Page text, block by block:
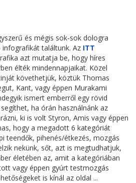
és mégis sok-sok dologra
infografikát találtunk. Az ITT
azt mutatja be, hogy híres
élték mindennapjaikat. Közel
követhetjük, köztük Thomas
Kant, vagy éppen Murakami
ismert emberről egy rövid
ha órán használnánk az
ki is volt Styron, Amis vagy éppen
hogy a megadott 6 kategóriát
teendők, pihenés/étkezés, mozgás
nekünk, sőt, azt is megtudhatjuk,
életében az, amit a kategóriában
vagy éppen gyúrt testmozgás
is kínál az oldal ...